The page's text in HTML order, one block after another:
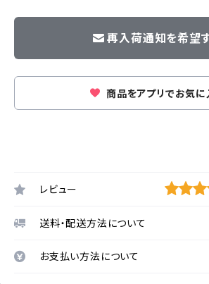
再入荷通知を希望
商品をアプリでお気に
レビュー
送料・配送方法について
お支払い方法について